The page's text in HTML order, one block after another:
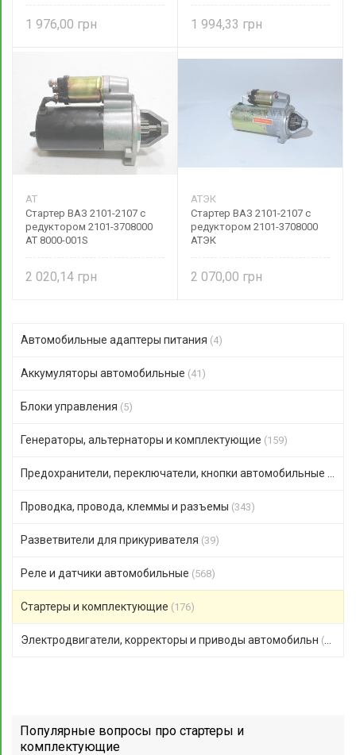
1 976,00 1 994,33
AT
Стартер ВАЗ 2101-2107 с
редуктором 2101-3708000
AT 8000-001S
2 020,14
АТЭК
Стартер ВАЗ 2101-2107 с
редуктором 2101-3708000
АТЭК
2 070,00
Автомобильные адаптеры питания (4)
Аккумуляторы автомобильные (41)
Блоки управления (5)
Генераторы, альтернаторы и комплектующие (159)
(306)
Проводка, провода, клеммы и разъемы (343)
Разветвители для прикуривателя (39)
Реле и датчики автомобильные (568)
Стартеры и комплектующие (176)
Электродвигатели, корректоры и приводы автомобильн (123)
Популярные вопросы про стартеры и
комплектующие